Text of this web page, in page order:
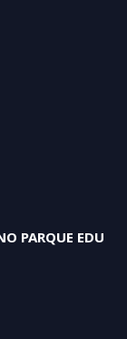
PARQUE EDU